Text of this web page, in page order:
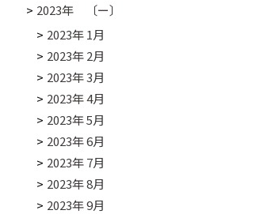
2023年 〔ー〕
2023年 1月
2023年 2月
2023年 3月
2023年 4月
2023年 5月
2023年 6月
2023年 7月
2023年 8月
2023年 9月